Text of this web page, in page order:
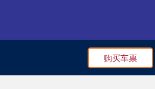
购买车票